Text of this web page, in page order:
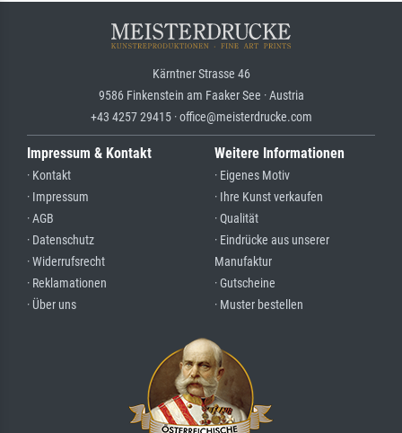
Kärntner Strasse 46
9586 Finkenstein am Faaker See · Austria
+43 4257 29415 · office@meisterdrucke.com
Impressum & Kontakt
· Kontakt
· Impressum
· AGB
· Datenschutz
· Widerrufsrecht
· Reklamationen
· Über uns
Weitere Informationen
· Eigenes Motiv
· Ihre Kunst verkaufen
· Qualität
· Eindrücke aus unserer
Manufaktur
· Gutscheine
· Muster bestellen